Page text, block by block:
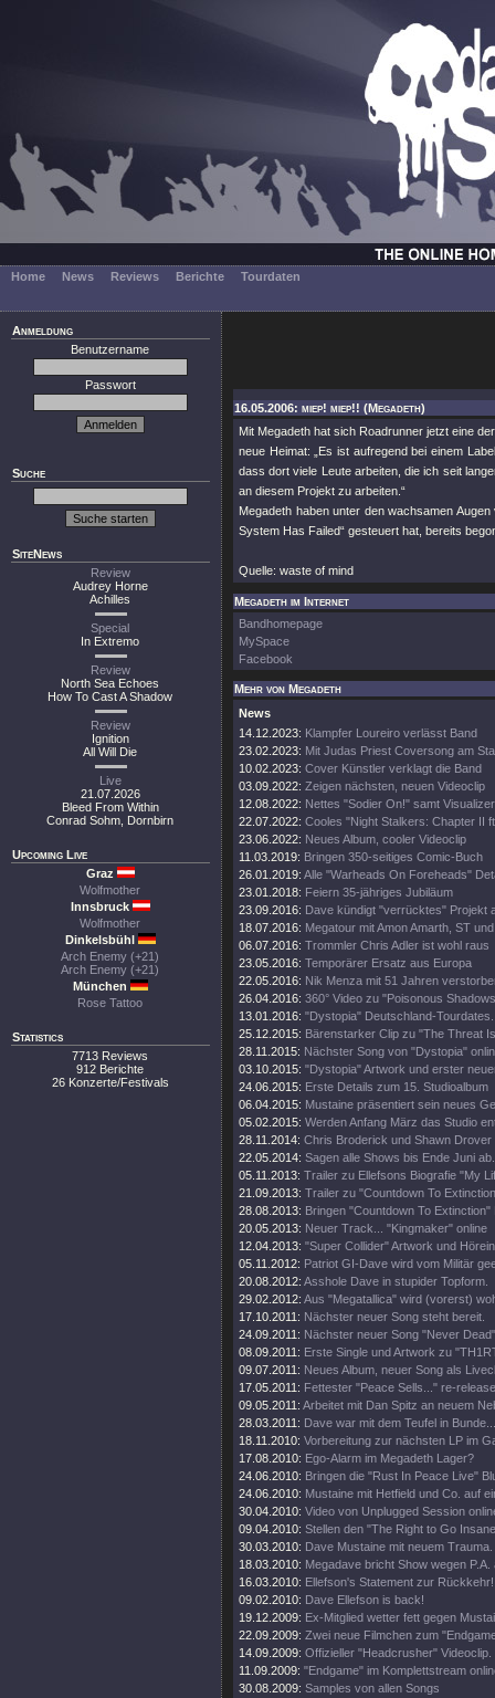
Home News Reviews Berichte Tourdaten
Anmeldung
Benutzername
Passwort
Suche
SiteNews
Review
Audrey Horne
Achilles
Special
In Extremo
Review
North Sea Echoes
How To Cast A Shadow
Review
Ignition
All Will Die
Live
21.07.2026
Bleed From Within
Conrad Sohm, Dornbirn
Upcoming Live
Graz
Wolfmother
Innsbruck
Wolfmother
Dinkelsbühl
Arch Enemy (+21)
Arch Enemy (+21)
München
Rose Tattoo
Statistics
7713 Reviews
912 Berichte
26 Konzerte/Festivals
16.05.2006: miep! miep!! (Megadeth)
Mit Megadeth hat sich Roadrunner jetzt eine
neue Heimat: „Es ist aufregend bei einem
dass dort viele Leute arbeiten, die ich seit
an diesem Projekt zu arbeiten.“
Megadeth haben unter den wachsamen
System Has Failed“ gesteuert hat, bereits
Quelle: waste of mind
Megadeth im Internet
Bandhomepage
MySpace
Facebook
Mehr von Megadeth
News
14.12.2023: Klampfer Loureiro verlässt Band
23.02.2023: Mit Judas Priest Coversong am
10.02.2023: Cover Künstler verklagt die Band
03.09.2022: Zeigen nächsten, neuen Videoclip
12.08.2022: Nettes "Sodier On!" samt Visualizer
22.07.2022: Cooles "Night Stalkers: Chapter II
23.06.2022: Neues Album, cooler Videoclip
11.03.2019: Bringen 350-seitiges Comic-Buch
26.01.2019: Alle "Warheads On Foreheads"
23.01.2018: Feiern 35-jähriges Jubiläum
23.09.2016: Dave kündigt "verrücktes" Projekt
18.07.2016: Megatour mit Amon Amarth, ST
06.07.2016: Trommler Chris Adler ist wohl raus
23.05.2016: Temporärer Ersatz aus Europa
22.05.2016: Nik Menza mit 51 Jahren
26.04.2016: 360° Video zu "Poisonous
13.01.2016: "Dystopia" Deutschland-Tourdates.
25.12.2015: Bärenstarker Clip zu "The Threat
28.11.2015: Nächster Song von "Dystopia"
03.10.2015: "Dystopia" Artwork und erster
24.06.2015: Erste Details zum 15. Studioalbum
06.04.2015: Mustaine präsentiert sein neues
05.02.2015: Werden Anfang März das Studio
28.11.2014: Chris Broderick und Shawn
22.05.2014: Sagen alle Shows bis Ende Juni ab.
05.11.2013: Trailer zu Ellefsons Biografie "My
21.09.2013: Trailer zu "Countdown To
28.08.2013: Bringen "Countdown To Extinction"
20.05.2013: Neuer Track... "Kingmaker" online
12.04.2013: "Super Collider" Artwork und
05.11.2012: Patriot GI-Dave wird vom Militär
20.08.2012: Asshole Dave in stupider Topform.
29.02.2012: Aus "Megatallica" wird (vorerst)
17.10.2011: Nächster neuer Song steht bereit.
24.09.2011: Nächster neuer Song "Never
08.09.2011: Erste Single und Artwork zu
09.07.2011: Neues Album, neuer Song als
17.05.2011: Fettester "Peace Sells..." re-
09.05.2011: Arbeitet mit Dan Spitz an neuem
28.03.2011: Dave war mit dem Teufel in Bunde...
18.11.2010: Vorbereitung zur nächsten LP im
17.08.2010: Ego-Alarm im Megadeth Lager?
24.06.2010: Bringen die "Rust In Peace Live"
24.06.2010: Mustaine mit Hetfield und Co. auf
30.04.2010: Video von Unplugged Session
09.04.2010: Stellen den "The Right to Go
30.03.2010: Dave Mustaine mit neuem Trauma.
18.03.2010: Megadave bricht Show wegen P.A.
16.03.2010: Ellefson's Statement zur Rückkehr!
09.02.2010: Dave Ellefson is back!
19.12.2009: Ex-Mitglied wetter fett gegen
22.09.2009: Zwei neue Filmchen zum
14.09.2009: Offizieller "Headcrusher" Videoclip.
11.09.2009: "Endgame" im Komplettstream
30.08.2009: Samples von allen Songs